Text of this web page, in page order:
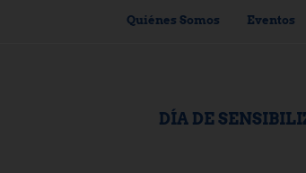
Quiénes Somos Eventos
DÍA DE